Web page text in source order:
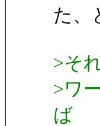
た、
>そ
>ワ
ば